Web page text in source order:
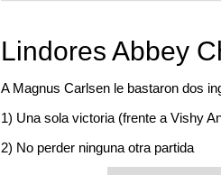
Lindores Abbey
A Magnus Carlsen le bastaron dos
1) Una sola victoria (frente a Vishy
2) No perder ninguna otra partida